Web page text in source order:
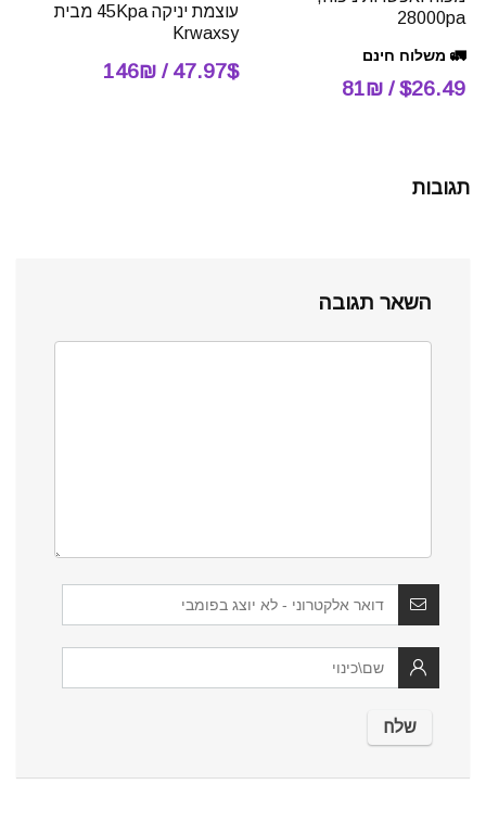
28000pa
🚛 משלוח חינם
$26.49 / 81₪
עוצמת יניקה 45Kpa מבית
Krwaxsy
47.97$ / 146₪
תגובות
השאר תגובה